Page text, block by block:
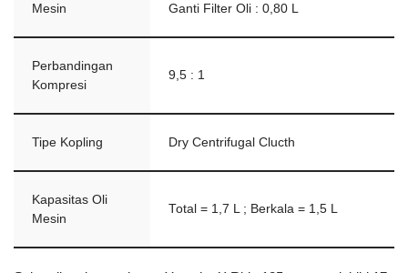
Mesin
Ganti Filter Oli : 0,80 L
Perbandingan
Kompresi
9,5 : 1
Tipe Kopling Dry Centrifugal Clucth
Kapasitas Oli
Mesin
Total = 1,7 L ; Berkala = 1,5 L